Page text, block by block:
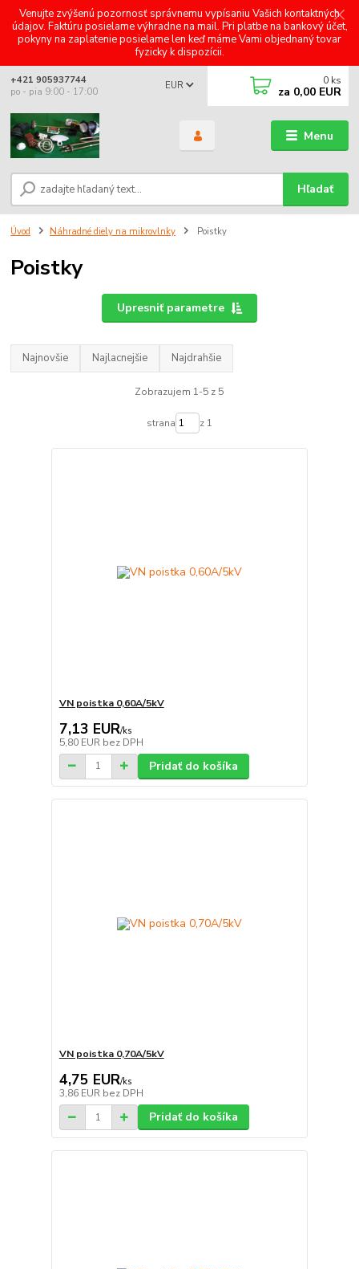
Venujte zvýšenú pozornosť správnemu vypísaniu Vašich kontaktných
údajov. Faktúru posielame výhradne na mail. Pri platbe na bankový účet,
pokyny na zaplatenie posielame len keď máme Vami objednaný tovar
fyzicky k dispozícii.
Menu
EUR
Hľadať
+421 905937744
po - pia 9:00 - 17:00
0 ks
za 0,00 EUR
Úvod Náhradné diely na mikrovlnky Poistky
Poistky
Upresniť parametre
Najnovšie Najlacnejšie Najdrahšie
Zobrazujem 1-5 z 5
strana z 1
VN poistka 0,60A/5kV
7,13 EUR/ks
5,80 EUR bez DPH
Pridať do košíka
VN poistka 0,70A/5kV
4,75 EUR/ks
3,86 EUR bez DPH
Pridať do košíka